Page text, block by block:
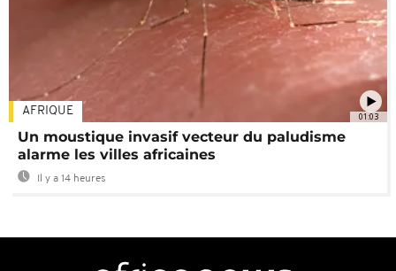
01:03
AFRIQUE
Un moustique invasif vecteur du paludisme
alarme les villes africaines
Il y a 14 heures